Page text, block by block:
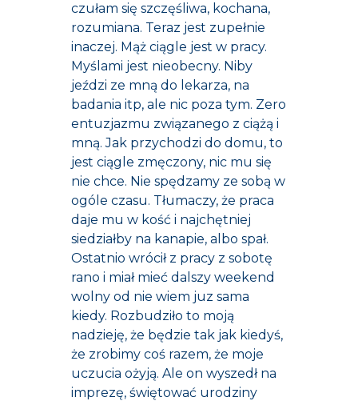
czułam się szczęśliwa, kochana,
rozumiana. Teraz jest zupełnie
inaczej. Mąż ciągle jest w pracy.
Myślami jest nieobecny. Niby
jeździ ze mną do lekarza, na
badania itp, ale nic poza tym. Zero
entuzjazmu związanego z ciążą i
mną. Jak przychodzi do domu, to
jest ciągle zmęczony, nic mu się
nie chce. Nie spędzamy ze sobą w
ogóle czasu. Tłumaczy, że praca
daje mu w kość i najchętniej
siedziałby na kanapie, albo spał.
Ostatnio wrócił z pracy z sobotę
rano i miał mieć dalszy weekend
wolny od nie wiem juz sama
kiedy. Rozbudziło to moją
nadzieję, że będzie tak jak kiedyś,
że zrobimy coś razem, że moje
uczucia ożyją. Ale on wyszedł na
imprezę, świętować urodziny